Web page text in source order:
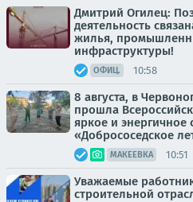
Дмитрий Огилец:
деятельность
жилья,
инфраструктуры!
ОФИЦ. 10:58
8 августа, в
прошла
яркое и энергичное
«Добрососедское
МАКЕЕВКА 10:51
Уважаемые
строительной